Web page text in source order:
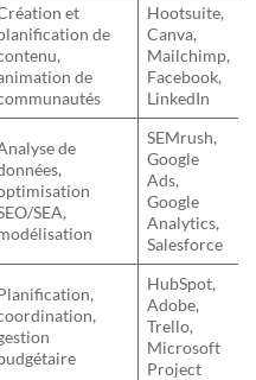
et
de
de
Hootsuite,
Canva,
Mailchimp,
Facebook,
LinkedIn
de
SEA,
SEMrush,
Google
Ads,
Google
Analytics,
Salesforce
HubSpot,
Adobe,
Trello,
Microsoft
Project